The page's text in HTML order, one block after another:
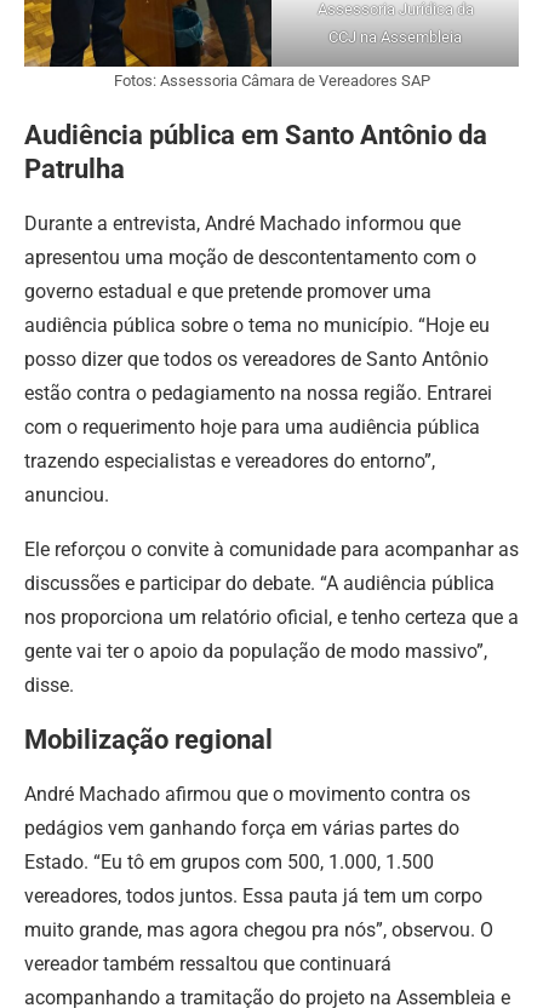
Assessoria Jurídica da
CCJ na Assembleia
Fotos: Assessoria Câmara de Vereadores SAP
Audiência pública em Santo Antônio da
Patrulha
Durante a entrevista, André Machado informou que
apresentou uma moção de descontentamento com o
governo estadual e que pretende promover uma
audiência pública sobre o tema no município. “Hoje eu
posso dizer que todos os vereadores de Santo Antônio
estão contra o pedagiamento na nossa região. Entrarei
com o requerimento hoje para uma audiência pública
trazendo especialistas e vereadores do entorno”,
anunciou.
Ele reforçou o convite à comunidade para acompanhar as
discussões e participar do debate. “A audiência pública
nos proporciona um relatório oficial, e tenho certeza que a
gente vai ter o apoio da população de modo massivo”,
disse.
Mobilização regional
André Machado afirmou que o movimento contra os
pedágios vem ganhando força em várias partes do
Estado. “Eu tô em grupos com 500, 1.000, 1.500
vereadores, todos juntos. Essa pauta já tem um corpo
muito grande, mas agora chegou pra nós”, observou. O
vereador também ressaltou que continuará
acompanhando a tramitação do projeto na Assembleia e